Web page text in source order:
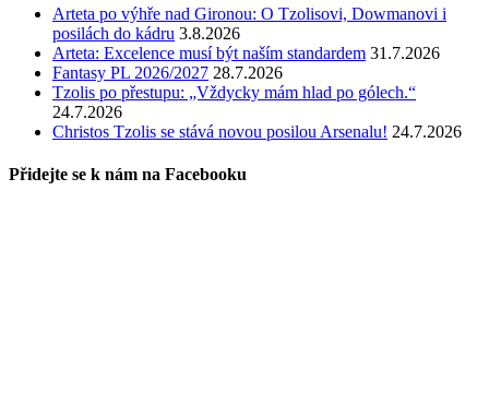
Arteta po výhře nad Gironou: O Tzolisovi, Dowmanovi i
posilách do kádru 3.8.2026
Arteta: Excelence musí být naším standardem 31.7.2026
Fantasy PL 2026/2027 28.7.2026
Tzolis po přestupu: „Vždycky mám hlad po gólech.“
24.7.2026
Christos Tzolis se stává novou posilou Arsenalu! 24.7.2026
Přidejte se k nám na Facebooku